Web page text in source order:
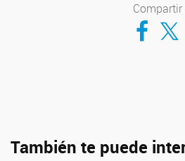
Compartir
Compartir
También te puede